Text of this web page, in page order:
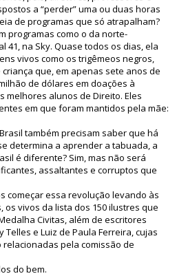
a “perder” uma ou duas horas
de programas que só atrapalham?
programas como o da norte-
41, na Sky. Quase todos os dias, ela
vivos como os trigêmeos negros,
que, em apenas sete anos de
de dólares em doações à
alunos de Direito. Eles
em que foram mantidos pela mãe:
também precisam saber que há
determina a aprender a tabuada, a
é diferente? Sim, mas não será
assaltantes e corruptos que
começar essa revolução levando às
vivos da lista dos 150 ilustres que
Civitas, além de escritores
e Luiz de Paula Ferreira, cujas
pela comissão de
do bem.